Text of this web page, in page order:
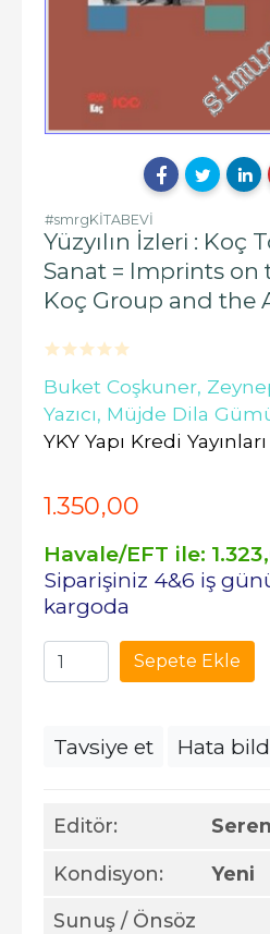
#smrgKİTABEVİ
Yüzyılın İzleri : Koç
Sanat = Imprints on
Koç Group and the
Buket Coşkuner,
Yazıcı, Müjde Dila
YKY Yapı Kredi Yayınları
Editör:
Kondisyon: Yeni
Sunuş / Önsöz
1.350,00
Havale/EFT ile: 1.323
Siparişiniz 4&6 iş
kargoda
Sepete Ekle
Tavsiye et Hata